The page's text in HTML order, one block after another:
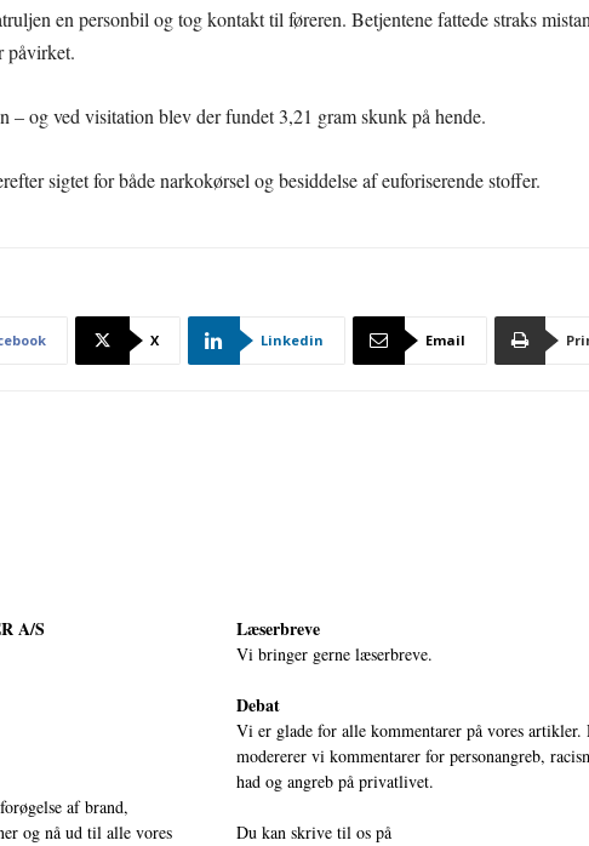
en personbil og tog kontakt til føreren. Betjentene fattede straks
påvirket.
– og ved visitation blev der fundet 3,21 gram skunk på hende.
sigtet for både narkokørsel og besiddelse af euforiserende stoffer.
X Linkedin Email
A/S
af brand,
og nå ud til alle vores
Læserbreve
Vi bringer gerne læserbreve.
Debat
Vi er glade for alle kommentarer på vores artikler.
modererer vi kommentarer for personangreb,
had og angreb på privatlivet.
Du kan skrive til os på